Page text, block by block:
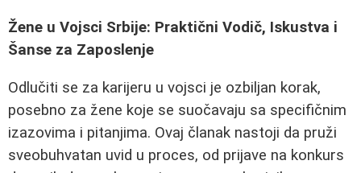
Žene u Vojsci Srbije: Praktični Vodič, Iskustva i
Šanse za Zaposlenje
Odlučiti se za karijeru u vojsci je ozbiljan korak,
posebno za žene koje se suočavaju sa specifičnim
izazovima i pitanjima. Ovaj članak nastoji da pruži
sveobuhvatan uvid u proces, od prijave na konkurs